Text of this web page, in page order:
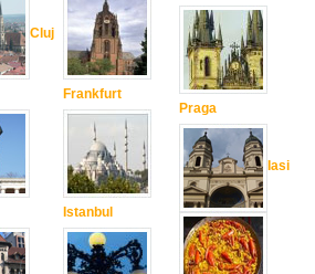
Cluj
Frankfurt
Istanbul
Praga
Iasi